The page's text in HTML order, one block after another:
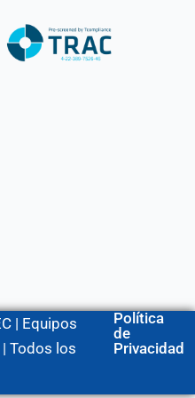
| Equipos
| Todos los
Política
de
Privacidad